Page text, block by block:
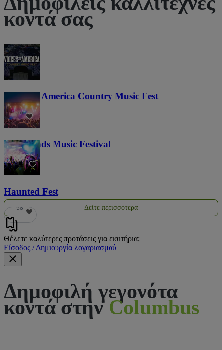
κοντά σας
Voices of America Country Music Fest
36
Lost Lands Music Festival
121
Haunted Fest
58 Δείτε περισσότερα
Θέλετε καλύτερες προτάσεις για εισιτήρια;
Είσοδος / Δημιουργία λογαριασμού
Δημοφιλή γεγονότα
κοντά στηνColumbus